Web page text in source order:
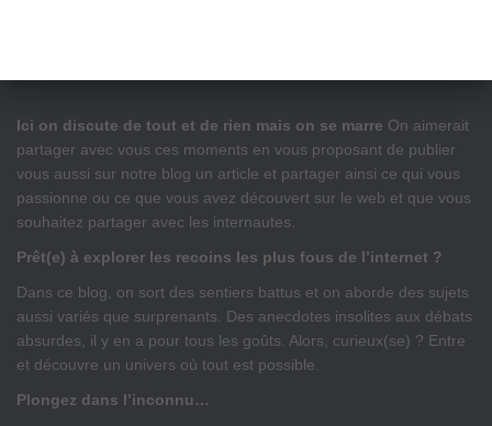
Ici on discute de tout et de rien mais on se marre On aimerait
partager avec vous ces moments en vous proposant de publier
vous aussi sur notre blog un article et partager ainsi ce qui vous
passionne ou ce que vous avez découvert sur le web et que vous
souhaitez partager avec les internautes.
Prêt(e) à explorer les recoins les plus fous de l’internet ?
Dans ce blog, on sort des sentiers battus et on aborde des sujets
aussi variés que surprenants. Des anecdotes insolites aux débats
absurdes, il y en a pour tous les goûts. Alors, curieux(se) ? Entre
et découvre un univers où tout est possible.
Plongez dans l’inconnu…